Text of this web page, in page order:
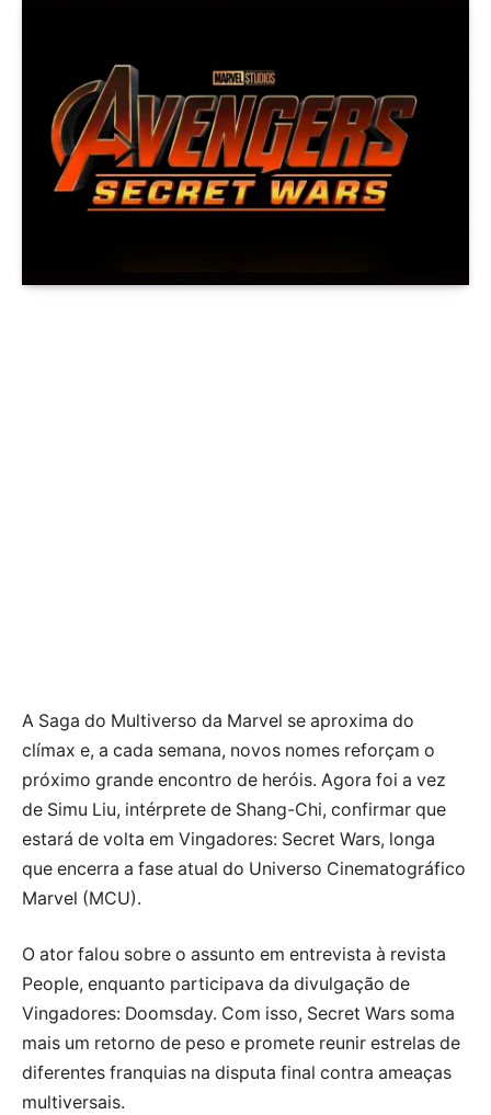
A Saga do Multiverso da Marvel se aproxima do
clímax e, a cada semana, novos nomes reforçam o
próximo grande encontro de heróis. Agora foi a vez
de Simu Liu, intérprete de Shang-Chi, confirmar que
estará de volta em Vingadores: Secret Wars, longa
que encerra a fase atual do Universo Cinematográfico
Marvel (MCU).
O ator falou sobre o assunto em entrevista à revista
People, enquanto participava da divulgação de
Vingadores: Doomsday. Com isso, Secret Wars soma
mais um retorno de peso e promete reunir estrelas de
diferentes franquias na disputa final contra ameaças
multiversais.